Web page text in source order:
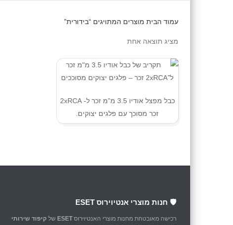
עמוד הבית מוצרים המתויגים “בידורית”
מציג תוצאה אחת
כבל מפצל אודיו 3.5 מ”מ זכר ל- 2xRCA
זכר מסוכך עם פלגים יצוקים.
🛡️ חנות מוצרי אנטיוירוס ESET
רכישה מאובטחת מחנות מוצרי האנטיוירוס ESET של קיפוד שירותי